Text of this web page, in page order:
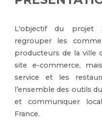
L'objectif du projet
regrouper les
producteurs de la ville
site e-commerce,
service et les
l’ensemble des outils
et communiquer
France.